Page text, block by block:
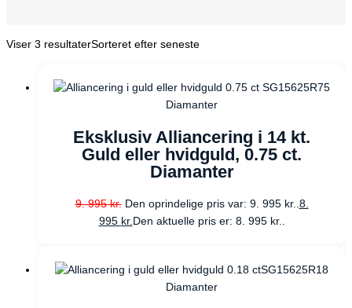
Viser 3 resultaterSorteret efter seneste
Diamanter
Eksklusiv Alliancering i 14 kt.
Guld eller hvidguld, 0.75 ct.
Diamanter
9. 995kr. Den oprindelige pris var: 9. 995 kr.. 8.
995 kr. Den aktuelle pris er: 8. 995 kr..
Diamanter